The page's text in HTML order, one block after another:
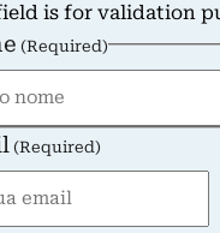
Storia dell'Arte
come
libro “Rigando
RICCARDO DALISI
is for validation
(Required)
(Required)